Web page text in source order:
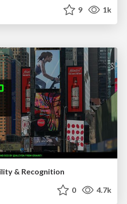
9 1k
& Recognition
0 4.7k